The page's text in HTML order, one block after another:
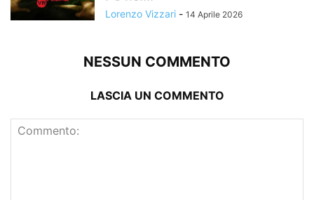
Lorenzo Vizzari - 14 Aprile 2026
NESSUN COMMENTO
LASCIA UN COMMENTO